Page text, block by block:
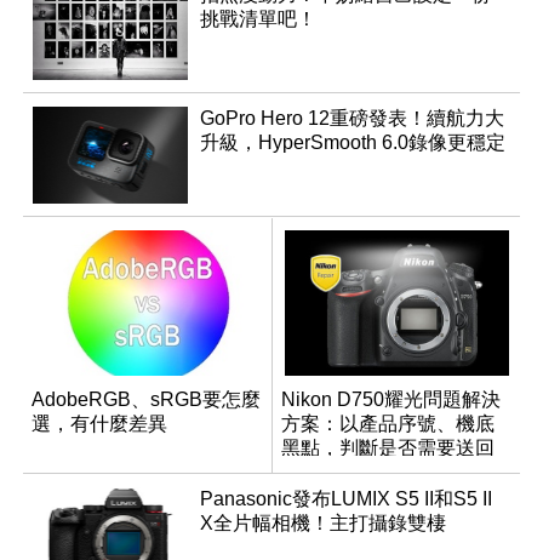
挑戰清單吧！
GoPro Hero 12重磅發表！續航力大
升級，HyperSmooth 6.0錄像更穩定
AdobeRGB、sRGB要怎麼
選，有什麼差異
Nikon D750耀光問題解決
方案：以產品序號、機底
黑點，判斷是否需要送回
檢測
Panasonic發布LUMIX S5 II和S5 II
X全片幅相機！主打攝錄雙棲